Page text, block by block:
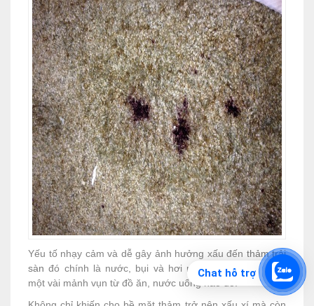
Yếu tố nhạy cảm và dễ gây ảnh hưởng xấu đến thảm trải
sàn đó chính là nước, bụi và hơi nóng hay thậm chí là
một vài mảnh vụn từ đồ ăn, nước uống nào đó.
Chat hỗ trợ